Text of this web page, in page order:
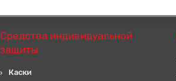
Средства индивидуальной
защиты
Каски